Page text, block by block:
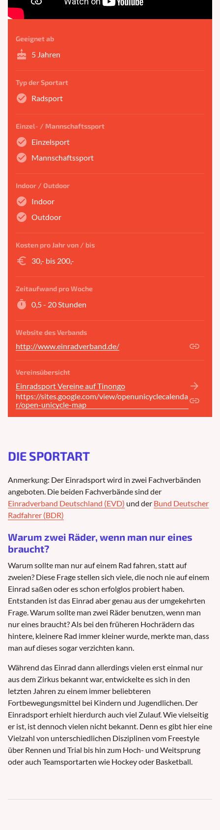
Geeignet ab
cake 5 Jahren
Typ der Sportart
check_circle Radsport
Einzel- / Mannschaftssport
check_circle Einzelsport
check_circle Mannschaftssport
Indoor / Outdoor
check_circle Indoor
check_circle Outdoor
Kosten pro Jahr von / bis
euro_symbol 30,- bis 200,-
Zeitaufwand pro Woche
timer 0,5 - 20 Stunden
Website des Verbands
http://www.einradverband.de/ link
Vereinsübersicht
Einradsport Vereine auf Tinongo arrow_forward
https://sites.google.com/view/openunicyclecalenda
r/open-unicycle-map
link
DIE SPORTART
Anmerkung: Der Einradsport wird in zwei Fachverbänden
angeboten. Die beiden Fachverbände sind der
Einradverband Deutschland (EVD) und der Bund Deutscher
Radfahrer (BDR)
Warum zwei Räder, wenn man nur eines
braucht?
Warum sollte man nur auf einem Rad fahren, statt auf
zweien? Diese Frage stellen sich viele, die noch nie auf einem
Einrad saßen oder es schon erfolglos probiert haben.
Entstanden ist das Einrad aber genau aus der umgekehrten
Frage. Warum sollte man zwei Räder benutzen, wenn man
nur eines braucht? Als bei den früheren Hochrädern das
hintere, kleinere Rad immer kleiner wurde, merkte man, dass
man auf dieses sogar verzichten kann.
Während das Einrad dann allerdings vielen erst einmal nur
aus dem Zirkus bekannt war, entwickelte es sich in den
letzten Jahren zu einem immer beliebteren
Fortbewegungsmittel bei Kindern und Jugendlichen. Der
Einradsport erhielt hierdurch auch viel Zulauf. Wie vielseitig
er ist, ist dennoch vielen nicht bekannt. Denn es gibt hier eine
Vielzahl von unterschiedlichen Disziplinen vom Freestyle
über Rennen und Trial bis hin zum Hoch- und Weitsprung
oder auch Teamsportarten wie Hockey oder Basketball.